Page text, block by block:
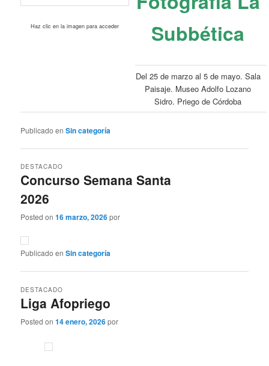
Haz clic en la imagen para acceder
Subbética
Del 25 de marzo al 5 de mayo. Sala
Paisaje. Museo Adolfo Lozano
Sidro. Priego de Córdoba
Publicado en Sin categoría
Concurso Semana Santa
2026
DESTACADO
Posted on16 marzo, 2026por
Publicado en Sin categoría
Liga Afopriego
DESTACADO
Posted on14 enero, 2026por